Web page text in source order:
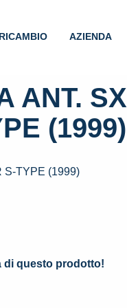
AZIENDA
ANT.
(1999)
S-TYPE (1999)
di questo prodotto!